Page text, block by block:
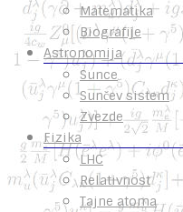
Matematika
Biografije
Astronomija
Sunce
Sunčev sistem
Zvezde
Fizika
LHC
Relativnost
Tajne atoma